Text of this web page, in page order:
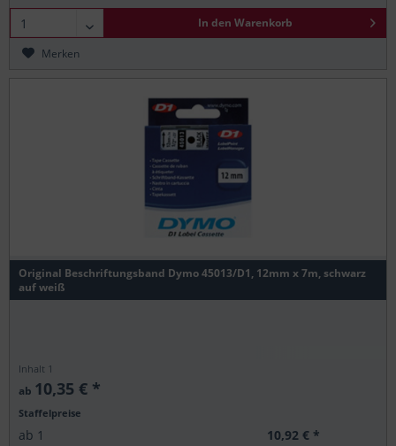
In den Warenkorb
Merken
Original Beschriftungsband Dymo 45013/D1, 12mm x 7m, schwarz
auf weiß
Inhalt 1
ab 10,35 € *
Staffelpreise
ab 1 10,92 € *